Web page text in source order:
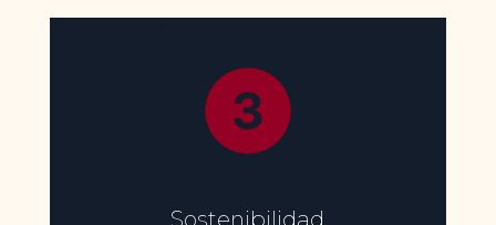
Sostenibilidad